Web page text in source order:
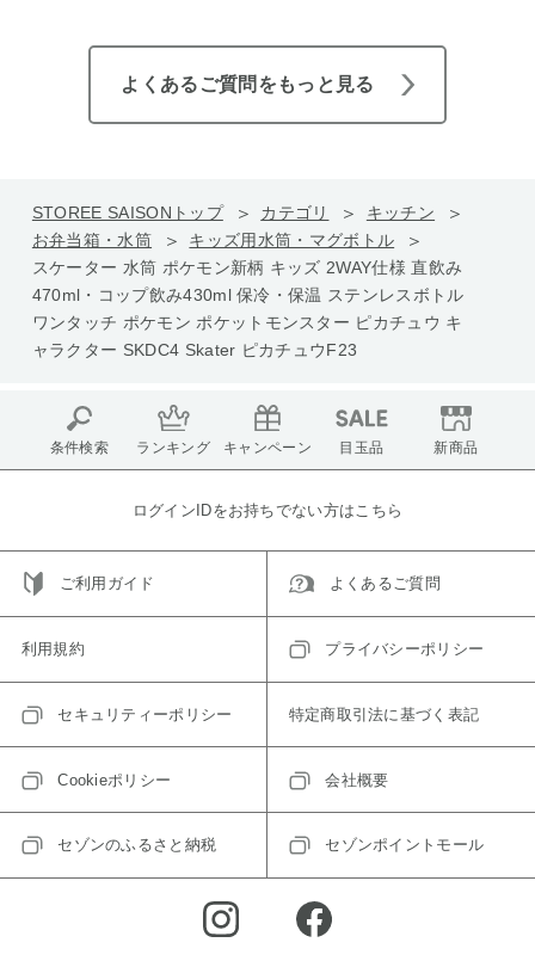
よくあるご質問をもっと見る
STOREE SAISONトップ カテゴリ
キッチン
お弁当箱・水筒
キッズ用水筒・マグボトル
スケーター 水筒 ポケモン新柄 キッズ 2WAY仕様 直飲み
470ml・コップ飲み430ml 保冷・保温 ステンレスボトル
ワンタッチ ポケモン ポケットモンスター ピカチュウ キ
ャラクター SKDC4 Skater ピカチュウF23
条件検索 ランキング キャンペーン 目玉品 新商品
ログインIDをお持ちでない方はこちら
ご利用ガイド よくあるご質問
利用規約 プライバシーポリシー
セキュリティーポリシー 特定商取引法に基づく表記
Cookieポリシー 会社概要
セゾンのふるさと納税 セゾンポイントモール